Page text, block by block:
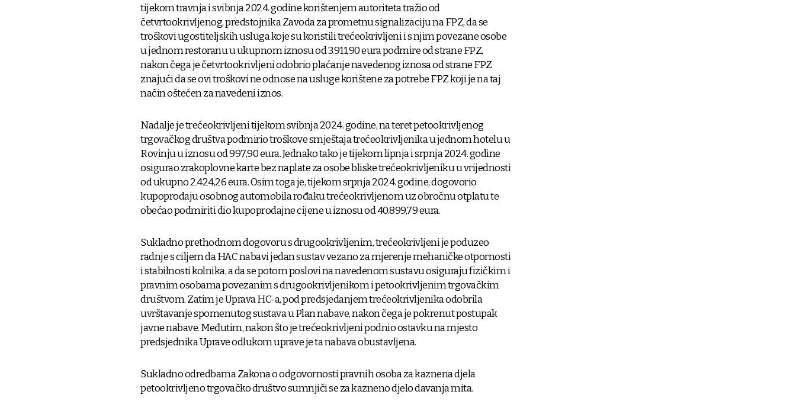
tijekom travnja i svibnja 2024. godine korištenjem autoriteta tražio od
četvrtookrivljenog, predstojnika Zavoda za prometnu signalizaciju na FPZ, da se
troškovi ugostiteljskih usluga koje su koristili trećeokrivljeni i s njim povezane osobe
u jednom restoranu u ukupnom iznosu od 3.911,90 eura podmire od strane FPZ,
nakon čega je četvrtookrivljeni odobrio plaćanje navedenog iznosa od strane FPZ
znajući da se ovi troškovi ne odnose na usluge korištene za potrebe FPZ koji je na taj
način oštećen za navedeni iznos.
Nadalje je trećeokrivljeni tijekom svibnja 2024. godine, na teret petookrivljenog
trgovačkog društva podmirio troškove smještaja trećeokrivljenika u jednom hotelu u
Rovinju u iznosu od 997,90 eura. Jednako tako je tijekom lipnja i srpnja 2024. godine
osigurao zrakoplovne karte bez naplate za osobe bliske trećeokrivljeniku u vrijednosti
od ukupno 2.424,26 eura. Osim toga je, tijekom srpnja 2024. godine, dogovorio
kupoprodaju osobnog automobila rođaku trećeokrivljenom uz obročnu otplatu te
obećao podmiriti dio kupoprodajne cijene u iznosu od 40.899,79 eura.
Sukladno prethodnom dogovoru s drugookrivljenim, trećeokrivljeni je poduzeo
radnje s ciljem da HAC nabavi jedan sustav vezano za mjerenje mehaničke otpornosti
i stabilnosti kolnika, a da se potom poslovi na navedenom sustavu osiguraju fizičkim i
pravnim osobama povezanim s drugookrivljenikom i petookrivljenim trgovačkim
društvom. Zatim je Uprava HC-a, pod predsjedanjem trećeokrivljenika odobrila
uvrštavanje spomenutog sustava u Plan nabave, nakon čega je pokrenut postupak
javne nabave. Međutim, nakon što je trećeokrivljeni podnio ostavku na mjesto
predsjednika Uprave odlukom uprave je ta nabava obustavljena.
Sukladno odredbama Zakona o odgovornosti pravnih osoba za kaznena djela
petookrivljeno trgovačko društvo sumnjiči se za kazneno djelo davanja mita.